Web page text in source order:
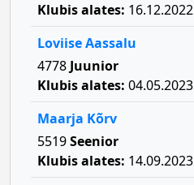
Klubis alates: 16.12.2022
Loviise Aassalu
4778 Juunior
Klubis alates: 04.05.2023
Maarja Kõrv
5519Seenior
Klubis alates: 14.09.2023